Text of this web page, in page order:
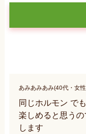
あみあみあみ(40代・女
同じホルモン で
楽しめると思う
します